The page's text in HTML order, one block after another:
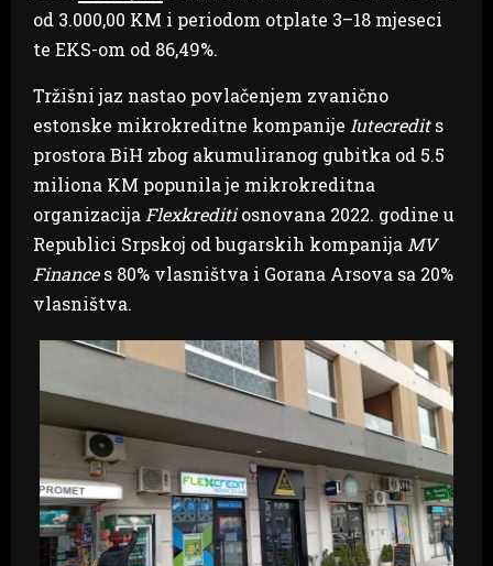
od 3.000,00 KM i periodom otplate 3–18 mjeseci
te EKS-om od 86,49%.
Tržišni jaz nastao povlačenjem zvanično
estonske mikrokreditne kompanije Iutecredits
prostora BiH zbog akumuliranog gubitka od 5.5
miliona KM popunila je mikrokreditna
organizacijaFlexkreditiosnovana 2022. godine u
Republici Srpskoj od bugarskih kompanijaMV
Finances 80% vlasništva i Gorana Arsova sa 20%
vlasništva.